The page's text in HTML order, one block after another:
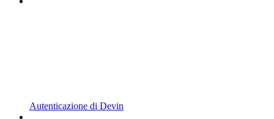
Autenticazione di Devin